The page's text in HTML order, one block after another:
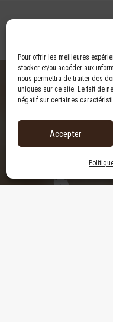
Pour offrir les meilleures
stocker et/ou accéder aux
nous permettra de traiter des
uniques sur ce site. Le fait de
négatif sur certaines
Accepter
Pour